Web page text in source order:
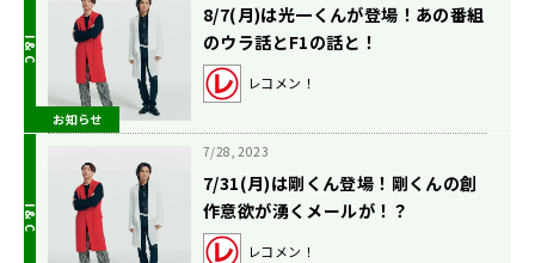
お知らせ
8/7(月)は光一くんが登場！あの番組
のウラ話とF1の話と！
レコメン！
7/28, 2023
7/31(月)は剛くん登場！剛くんの創
作意欲が湧くメールが！？
レコメン！